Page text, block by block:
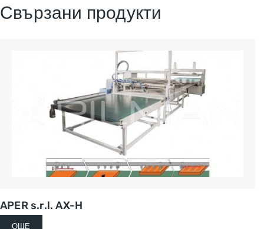
Свързани продукти
APER s.r.l. AX-H
ОЩЕ